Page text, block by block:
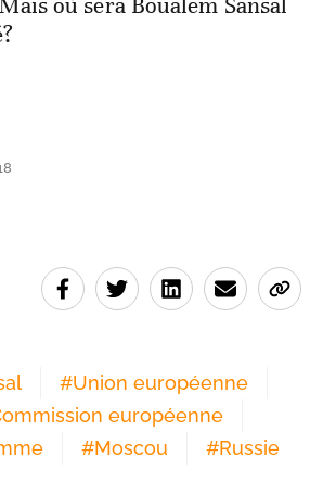
où sera Boualem Sansal
#Union européenne
européenne
#Moscou #Russie